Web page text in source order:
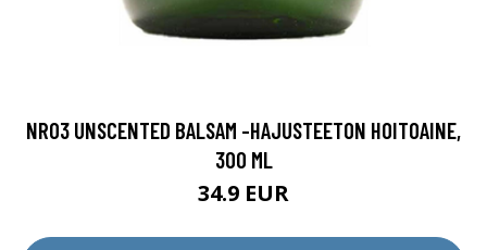
NR03 UNSCENTED BALSAM -HAJUSTEETON HOITOAINE,
300 ML
34.9 EUR